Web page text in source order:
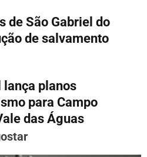
de São Gabriel do
de salvamento
lança planos
para Campo
das Águas